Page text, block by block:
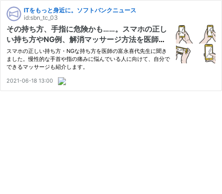
ITをもっと身近に。ソフトバンクニュース
id:sbn_tc_03
その持ち方、手指に危険かも……。スマホの正し
い持ち方やNG例、解消マッサージ方法を医師が
解説
スマホの正しい持ち方・NGな持ち方を医師の富永喜代先生に聞き
ました。慢性的な手首や指の痛みに悩んでいる人に向けて、自分で
できるマッサージも紹介します。
2021-06-18 13:00